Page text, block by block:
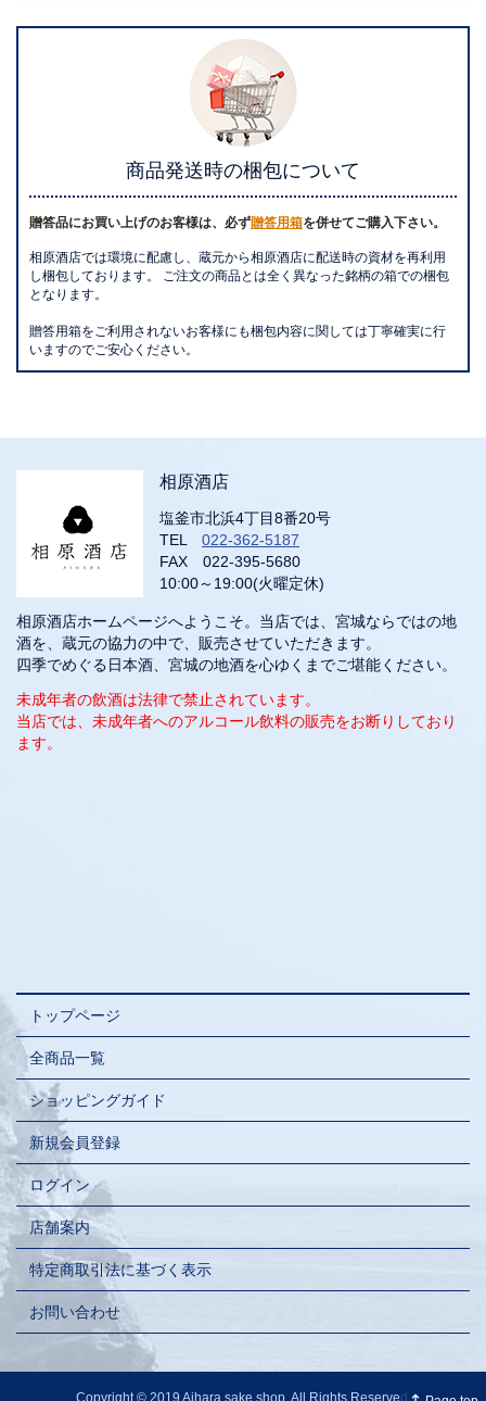
商品発送時の梱包について
贈答品にお買い上げのお客様は、必ず贈答用箱を併せてご購入下さい。
相原酒店では環境に配慮し、蔵元から相原酒店に配送時の資材を再利用
し梱包しております。 ご注文の商品とは全く異なった銘柄の箱での梱包
となります。
贈答用箱をご利用されないお客様にも梱包内容に関しては丁寧確実に行
いますのでご安心ください。
相原酒店
塩釜市北浜4丁目8番20号
TEL 022-362-5187
FAX 022-395-5680
10:00～19:00(火曜定休)
相原酒店ホームページへようこそ。当店では、宮城ならではの地
酒を、蔵元の協力の中で、販売させていただきます。
四季でめぐる日本酒、宮城の地酒を心ゆくまでご堪能ください。
未成年者の飲酒は法律で禁止されています。
当店では、未成年者へのアルコール飲料の販売をお断りしており
ます。
トップページ
全商品一覧
ショッピングガイド
新規会員登録
ログイン
店舗案内
特定商取引法に基づく表示
お問い合わせ
Copyright © 2019 Aihara sake shop. All Rights Reserved.